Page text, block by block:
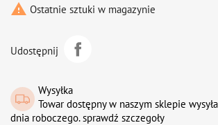
 Ostatnie sztuki w magazynie
Udostępnij
Wysyłka
Towar dostępny w naszym sklepie
dnia roboczego. sprawdź szczegoły